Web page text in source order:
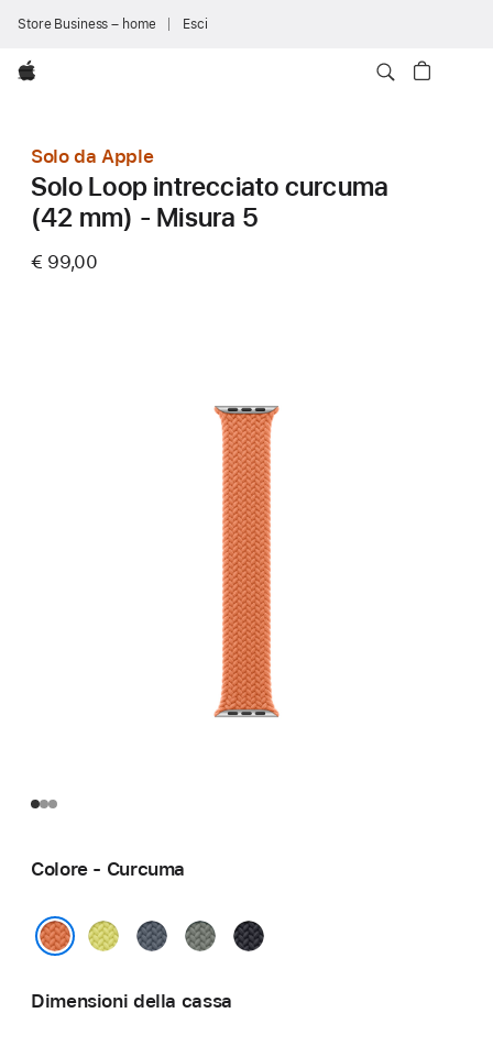
Store Business – home Esci
Apple
Solo da Apple
Solo Loop intrecciato curcuma
(42 mm) - Misura 5
€ 99,00
Colore - Curcuma
Giallo
Blu
GrigioverdeMezzanotte
Dimensioni della cassa